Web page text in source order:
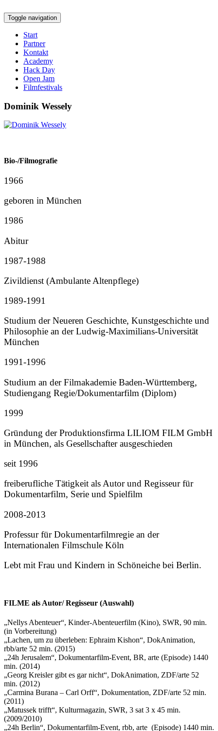
Toggle navigation
Start
Partner
Kontakt
Academy
Hack Day
Open Jam
Filmfestivals
Dominik Wessely
Bio-/Filmografie
1966
geboren in München
1986
Abitur
1987-1988
Zivildienst (Ambulante Altenpflege)
1989-1991
Studium der Neueren Geschichte, Kunstgeschichte und
Philosophie an der Ludwig-Maximilians-Universität
München
1991-1996
Studium an der Filmakademie Baden-Württemberg,
Studiengang Regie/Dokumentarfilm (Diplom)
1999
Gründung der Produktionsfirma LILIOM FILM GmbH
in München, als Gesellschafter ausgeschieden
seit 1996
freiberufliche Tätigkeit als Autor und Regisseur für
Dokumentarfilm, Serie und Spielfilm
2008-2013
Professur für Dokumentarfilmregie an der
Internationalen Filmschule Köln
Lebt mit Frau und Kindern in Schöneiche bei Berlin.
FILME als Autor/ Regisseur (Auswahl)
„Nellys Abenteuer“, Kinder-Abenteuerfilm (Kino), SWR, 90 min.
(in Vorbereitung)
„Lachen, um zu überleben: Ephraim Kishon“, DokAnimation,
rbb/arte 52 min. (2015)
„24h Jerusalem“, Dokumentarfilm-Event, BR, arte (Episode) 1440
min. (2014)
„Georg Kreisler gibt es gar nicht“, DokAnimation, ZDF/arte 52
min. (2012)
„Carmina Burana – Carl Orff“, Dokumentation, ZDF/arte 52 min.
(2011)
„Matussek trifft“, Kulturmagazin, SWR, 3 sat 3 x 45 min.
(2009/2010)
„24h Berlin“, Dokumentarfilm-Event, rbb, arte (Episode) 1440 min.